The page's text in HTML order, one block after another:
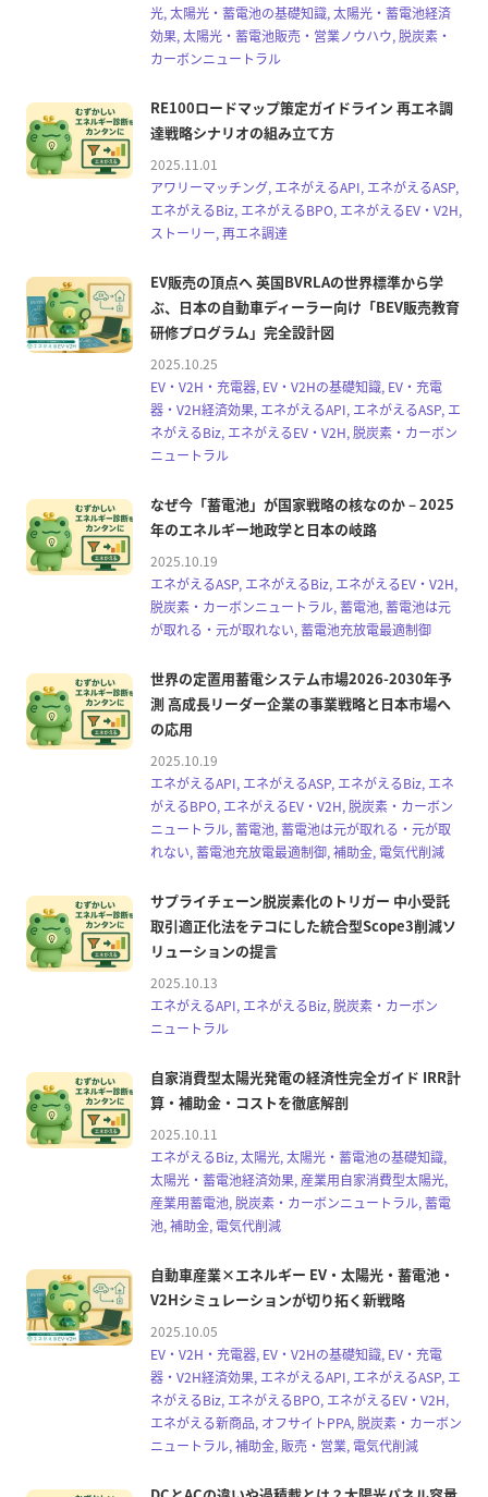
光, 太陽光・蓄電池の基礎知識, 太陽光・蓄電池経済
効果, 太陽光・蓄電池販売・営業ノウハウ, 脱炭素・
カーボンニュートラル
RE100ロードマップ策定ガイドライン 再エネ調
達戦略シナリオの組み立て方
2025.11.01
アワリーマッチング, エネがえるAPI, エネがえるASP,
エネがえるBiz, エネがえるBPO, エネがえるEV・V2H,
ストーリー, 再エネ調達
EV販売の頂点へ 英国BVRLAの世界標準から学
ぶ、日本の自動車ディーラー向け「BEV販売教育
研修プログラム」完全設計図
2025.10.25
EV・V2H・充電器, EV・V2Hの基礎知識, EV・充電
器・V2H経済効果, エネがえるAPI, エネがえるASP, エ
ネがえるBiz, エネがえるEV・V2H, 脱炭素・カーボン
ニュートラル
なぜ今「蓄電池」が国家戦略の核なのか – 2025
年のエネルギー地政学と日本の岐路
2025.10.19
エネがえるASP, エネがえるBiz, エネがえるEV・V2H,
脱炭素・カーボンニュートラル, 蓄電池, 蓄電池は元
が取れる・元が取れない, 蓄電池充放電最適制御
世界の定置用蓄電システム市場2026-2030年予
測 高成長リーダー企業の事業戦略と日本市場へ
の応用
2025.10.19
エネがえるAPI, エネがえるASP, エネがえるBiz, エネ
がえるBPO, エネがえるEV・V2H, 脱炭素・カーボン
ニュートラル, 蓄電池, 蓄電池は元が取れる・元が取
れない, 蓄電池充放電最適制御, 補助金, 電気代削減
サプライチェーン脱炭素化のトリガー 中小受託
取引適正化法をテコにした統合型Scope3削減ソ
リューションの提言
2025.10.13
エネがえるAPI, エネがえるBiz, 脱炭素・カーボン
ニュートラル
自家消費型太陽光発電の経済性完全ガイド IRR計
算・補助金・コストを徹底解剖
2025.10.11
エネがえるBiz, 太陽光, 太陽光・蓄電池の基礎知識,
太陽光・蓄電池経済効果, 産業用自家消費型太陽光,
産業用蓄電池, 脱炭素・カーボンニュートラル, 蓄電
池, 補助金, 電気代削減
自動車産業×エネルギー EV・太陽光・蓄電池・
V2Hシミュレーションが切り拓く新戦略
2025.10.05
EV・V2H・充電器, EV・V2Hの基礎知識, EV・充電
器・V2H経済効果, エネがえるAPI, エネがえるASP, エ
ネがえるBiz, エネがえるBPO, エネがえるEV・V2H,
エネがえる新商品, オフサイトPPA, 脱炭素・カーボン
ニュートラル, 補助金, 販売・営業, 電気代削減